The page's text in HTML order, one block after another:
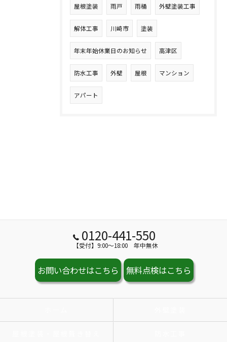
屋根塗装 雨戸 雨桶 外壁塗装工事
解体工事 川崎市 塗装
年末年始休業日のお知らせ 高津区
防水工事 外壁 屋根 マンション
アパート
0120-441-550
【受付】9:00～18:00 年中無休
お問い合わせはこちら 無料点検はこちら